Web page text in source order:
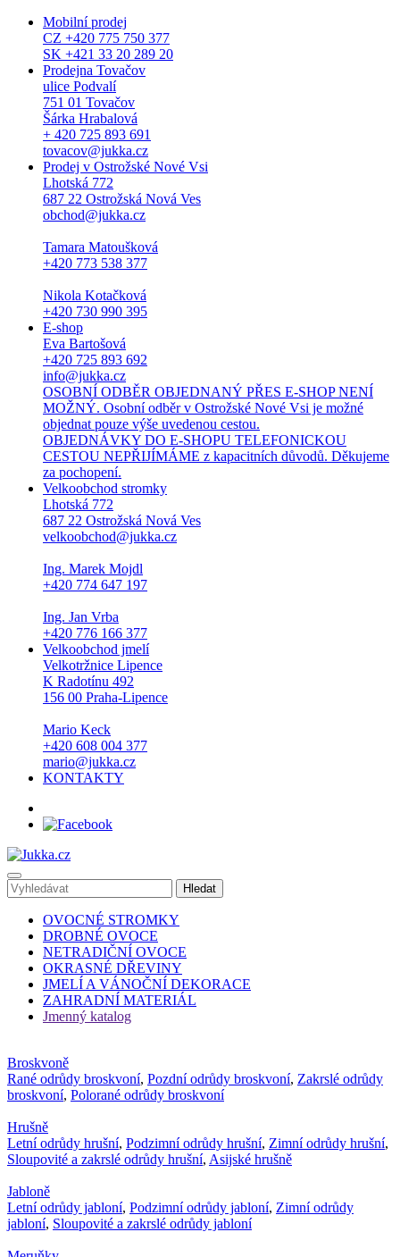
Mobilní prodej
CZ +420 775 750 377
SK +421 33 20 289 20
Prodejna Tovačov
ulice Podvalí
751 01 Tovačov
Šárka Hrabalová
+ 420 725 893 691
tovacov@jukka.cz
Prodej v Ostrožské Nové Vsi
Lhotská 772
687 22 Ostrožská Nová Ves
obchod@jukka.cz
Tamara Matoušková
+420 773 538 377
Nikola Kotačková
+420 730 990 395
E-shop
Eva Bartošová
+420 725 893 692
info@jukka.cz
OSOBNÍ ODBĚR OBJEDNANÝ PŘES E-SHOP NENÍ
MOŽNÝ. Osobní odběr v Ostrožské Nové Vsi je možné
objednat pouze výše uvedenou cestou.
OBJEDNÁVKY DO E-SHOPU TELEFONICKOU
CESTOU NEPŘIJÍMÁME z kapacitních důvodů. Děkujeme
za pochopení.
Velkoobchod stromky
Lhotská 772
687 22 Ostrožská Nová Ves
velkoobchod@jukka.cz
Ing. Marek Mojdl
+420 774 647 197
Ing. Jan Vrba
+420 776 166 377
Velkoobchod jmelí
Velkotržnice Lipence
K Radotínu 492
156 00 Praha-Lipence
Mario Keck
+420 608 004 377
mario@jukka.cz
KONTAKTY
OVOCNÉ STROMKY
DROBNÉ OVOCE
NETRADIČNÍ OVOCE
OKRASNÉ DŘEVINY
JMELÍ A VÁNOČNÍ DEKORACE
ZAHRADNÍ MATERIÁL
Jmenný katalog
Broskvoně
Rané odrůdy broskvoní, Pozdní odrůdy broskvoní, Zakrslé odrůdy
broskvoní, Polorané odrůdy broskvoní
Hrušně
Letní odrůdy hrušní, Podzimní odrůdy hrušní, Zimní odrůdy hrušní,
Sloupovité a zakrslé odrůdy hrušní, Asijské hrušně
Jabloně
Letní odrůdy jabloní, Podzimní odrůdy jabloní, Zimní odrůdy
jabloní, Sloupovité a zakrslé odrůdy jabloní